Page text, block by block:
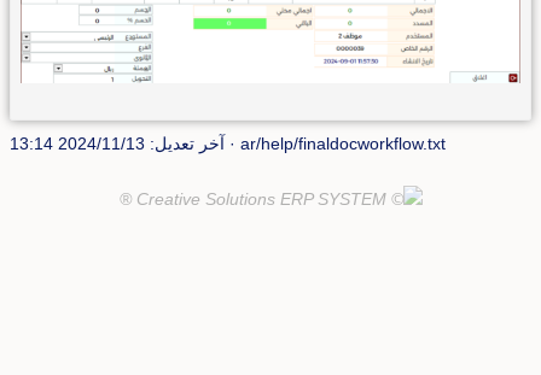
ar/help/finaldocworkflow.txt · آخر تعديل: 2024/11/13 13:14